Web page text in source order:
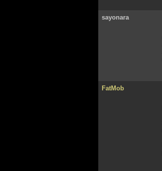
sayonara
FatMob